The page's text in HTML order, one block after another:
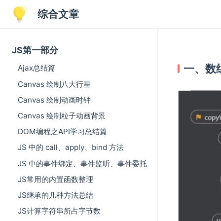
综合文章
JS第一部分
Ajax总结篇
Canvas 绘制八大行星
Canvas 绘制动画时钟
Canvas 绘制粒子动画背景
DOM编程之API学习总结篇
JS 中的 call、apply、bind 方法
JS 中的事件绑定、事件监听、事件委托
JS常用的内置函数整理
JS继承的几种方法总结
JS计算字符串所占字节数
一、数